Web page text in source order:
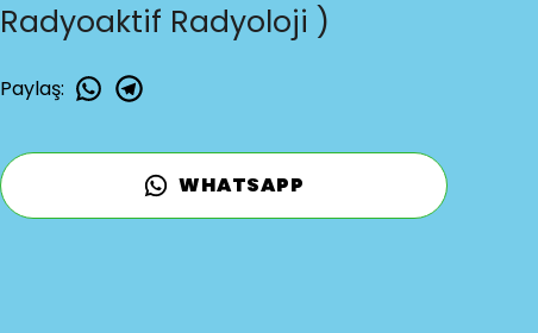
Radyoaktif Radyoloji )
Paylaş:
WHATSAPP